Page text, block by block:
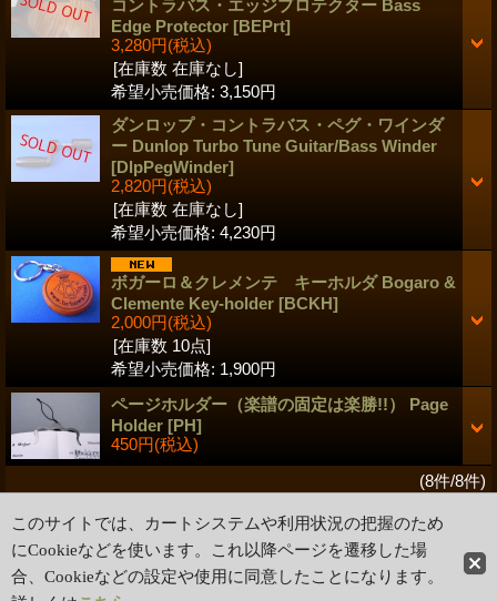
コントラバス・エッジプロテクター Bass
Edge Protector [BEPrt]
3,280円(税込)
[在庫数 在庫なし]
希望小売価格: 3,150円
ダンロップ・コントラバス・ペグ・ワインダ
ー Dunlop Turbo Tune Guitar/Bass Winder
[DlpPegWinder]
2,820円(税込)
[在庫数 在庫なし]
希望小売価格: 4,230円
ボガーロ＆クレメンテ キーホルダ Bogaro &
Clemente Key-holder [BCKH]
2,000円(税込)
[在庫数 10点]
希望小売価格: 1,900円
ページホルダー（楽譜の固定は楽勝!!） Page
Holder [PH]
450円(税込)
(8件/8件)
ホーム | ショッピングカート
特定商取引法表示 | ご利用案内
PCサイト
このサイトでは、カートシステムや利用状況の把握のため
にCookieなどを使います。これ以降ページを遷移した場
合、Cookieなどの設定や使用に同意したことになります。